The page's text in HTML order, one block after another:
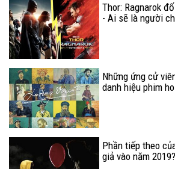
Thor: Ragnarok
- Ai sẽ là người
Những ứng cử
danh hiệu phim
Phần tiếp theo
giả vào năm 2019?